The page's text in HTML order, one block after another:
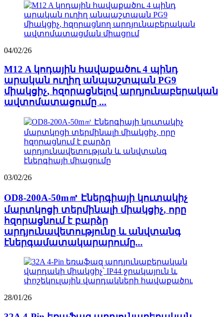
04/02/26
M12 A կոդային հավաքածու 4 պինդ
արական ուղիղ անպաշտպան PG9
միակցիչ, հզորացնելով արդյունաբերական
ավտոմատացումը ...
03/02/26
OD8-200A-50m㎡ Էներգիայի կուտակիչ
մարտկոցի տերմինալի միակցիչ, որը
հզորացնում է բարձր
արդյունավետությունը և անվտանգ
էներգամատակարարումը...
28/01/26